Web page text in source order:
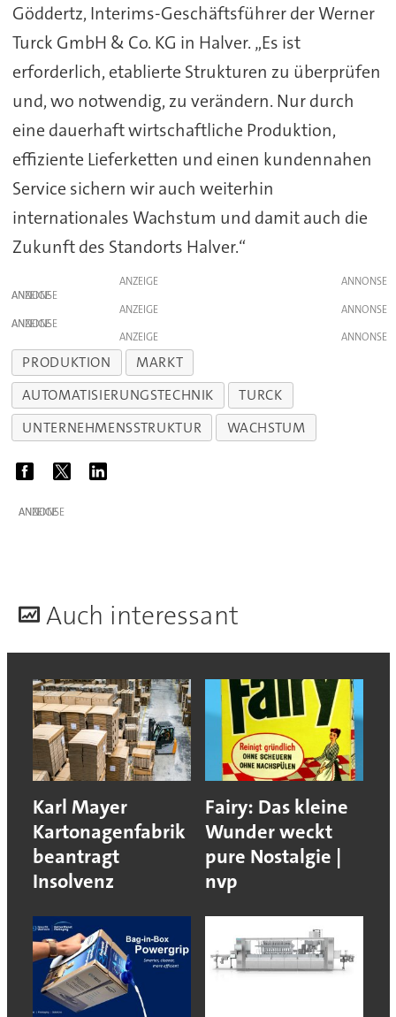
Göddertz, Interims-Geschäftsführer der Werner
Turck GmbH & Co. KG in Halver. „Es ist
erforderlich, etablierte Strukturen zu überprüfen
und, wo notwendig, zu verändern. Nur durch
eine dauerhaft wirtschaftliche Produktion,
effiziente Lieferketten und einen kundennahen
Service sichern wir auch weiterhin
internationales Wachstum und damit auch die
Zukunft des Standorts Halver.“
ANZEIGE
ANZEIGE
ANZEIGE
ANZEIGE
ANZEIGE
PRODUKTION
MARKT
AUTOMATISIERUNGSTECHNIK
TURCK
UNTERNEHMENSSTRUKTUR
WACHSTUM
ANZEIGE
Auch interessant
Karl Mayer
Kartonagenfabrik
beantragt
Insolvenz
Fairy: Das kleine
Wunder weckt
pure Nostalgie |
nvp